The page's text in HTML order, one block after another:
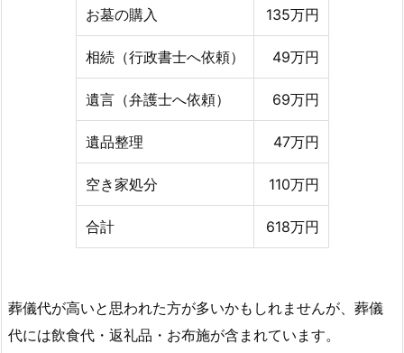
お墓の購入 135万円
相続（行政書士へ依頼） 49万円
遺言（弁護士へ依頼） 69万円
遺品整理 47万円
空き家処分 110万円
合計 618万円
葬儀代が高いと思われた方が多いかもしれませんが、葬儀
代には飲食代・返礼品・お布施が含まれています。